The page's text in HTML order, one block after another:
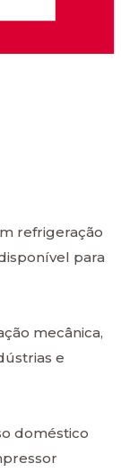
refrigeração
para
mecânica,
e
doméstico